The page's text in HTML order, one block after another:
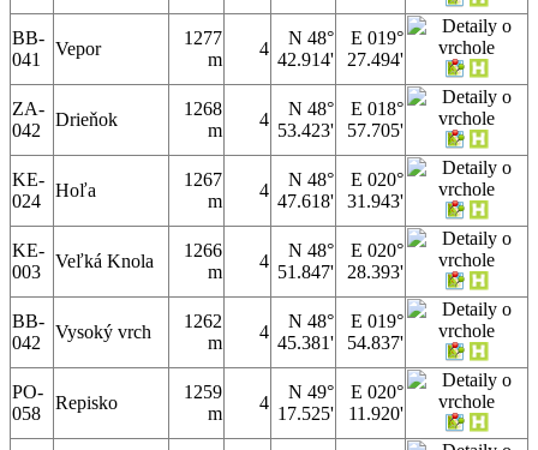
BB-
041
Vepor
1277
m
4
N 48°
42.914'
E 019°
27.494'
ZA-
042
Drieňok
1268
m
4
N 48°
53.423'
E 018°
57.705'
KE-
024
Hoľa
1267
m
4
N 48°
47.618'
E 020°
31.943'
KE-
003
Veľká Knola
1266
m
4
N 48°
51.847'
E 020°
28.393'
BB-
042
Vysoký vrch
1262
m
4
N 48°
45.381'
E 019°
54.837'
PO-
058
Repisko
1259
m
4
N 49°
17.525'
E 020°
11.920'